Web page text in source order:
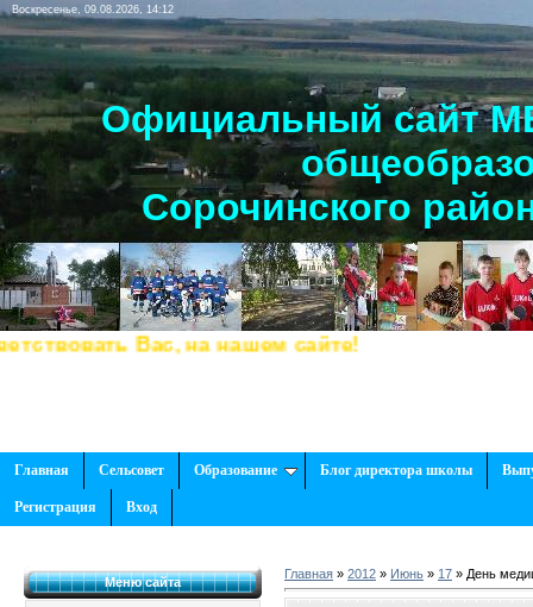
Воскресенье, 09.08.2026, 14:12
Официальный сайт
Сорочинского
Вас, на нашем сайте!
Главная Сельсовет Образование Блог директора школы
Регистрация Вход
Меню сайта
Главная » 2012 » Июнь » 17 » День